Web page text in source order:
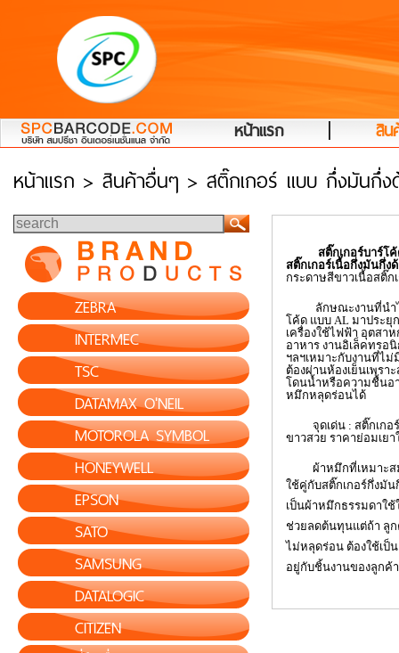
หน้าแรก | สิน
หน้าแรก > สินค้าอื่นๆ > สติ๊กเกอร์ แบบ กึ่งมันกึ่ง
ZEBRA
INTERMEC
TSC
DATAMAX O'NEIL
MOTOROLA SYMBOL
HONEYWELL
EPSON
SATO
SAMSUNG
DATALOGIC
CITIZEN
สติ๊กเกอร์บาร์โค้
สติ๊กเกอร์เนื้อกึ่งมันกึ่ง
กระดาษสีขาวเนื้อสติ๊ก
ลักษณะงานที่นำไป
โค้ด แบบ AL มาประยุ
เครื่องใช้ไฟฟ้า อุตสา
อาหาร งานอิเล็คทรอ
ฯลฯเหมาะกับงานที่ไ
ต้องผ่านห้องเย็นเพรา
โดนน้ำหรือความชื้นอ
หมึกหลุดร่อนได้
จุดเด่น : สติ๊กเกอร์
ขาวสวย ราคาย่อมเย
ผ้าหมึกที่เหมาะสม
ใช้คู่กับสติ๊กเกอร์กึ่งมัน
เป็นผ้าหมึกธรรมดาใช้
ช่วยลดต้นทุนแต่ถ้า ลูก
ไม่หลุดร่อน ต้องใช้เป็
อยู่กับชิ้นงานของลูกค้า